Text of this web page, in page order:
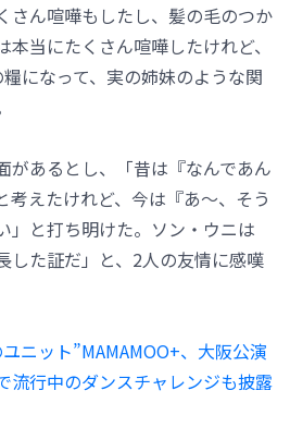
さん喧嘩もしたし、髪の毛のつか
当にたくさん喧嘩したけれど、
になって、実の姉妹のような関
があるとし、「昔は『なんであん
考えたけれど、今は『あ～、そう
」と打ち明けた。ソン・ウニは
した証だ」と、2人の友情に感嘆
ニット”MAMAMOO+、大阪公演
行中のダンスチャレンジも披露